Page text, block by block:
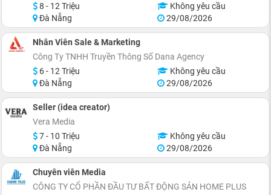
8 - 12 Triệu
Không yêu cầu
Đà Nẵng
29/08/2026
Nhân Viên Sale & Marketing
Công Ty TNHH Truyền Thông Số Dana Agency
6 - 12 Triệu
Không yêu cầu
Đà Nẵng
29/08/2026
Seller (idea creator)
Vera Media
7 - 10 Triệu
Không yêu cầu
Đà Nẵng
29/08/2026
Chuyên viên Media
CÔNG TY CỔ PHẦN ĐẦU TƯ BẤT ĐỘNG SẢN HOME PLUS